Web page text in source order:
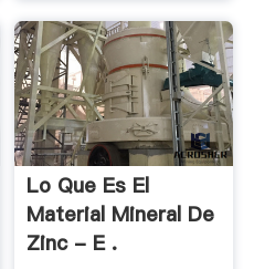
Lo Que Es El
Material Mineral De
Zinc - E .